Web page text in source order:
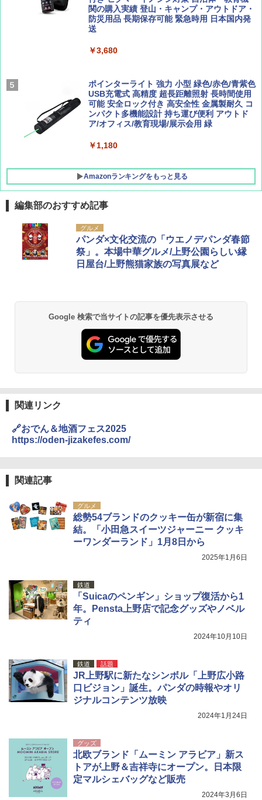
AIRLINE（エアライン）2026年9月号【特
集】ボーイング110周年を祝して！
￥1,760
新しい日本地理 地図・統計・移動から読み
解く (講談社現代新書)
￥1,540
ーティング フルクローズ メッシュ 3-4人用
簡単設置 ポップアップテント エクルベージ
ュ(BC仕様) PATC-150B(EB)
￥9,990
[キャンパーズコレクション 山善] 傘みたいに
広げるだけ パッとサッとテント キューブ ブ
ラックコーティング フルクローズ メッシュ 3
人用 簡単設置 ポップアップテント PATC-15
0B エクルベージュ
￥10,990
関の購入実績 登山・キャンプ・アウトドア・
防災用品 長期保存可能 緊急時用 日本国内発
送
￥3,680
ポインターライト 強力 小型 緑色/赤色/青紫色
USB充電式 高精度 超長距離照射 長時間使用
可能 安全ロック付き 高安全性 金属製耐久 コ
ンパクト多機能設計 持ち運び便利 アウトド
ア/オフィス/教育現場/展示会用 緑
￥1,180
Amazonランキングをもっと見る
編集部のおすすめ記事
グルメ
パンダ×文化交流の「ウエノデパンダ春節
祭」。本場中華グルメ/上野公園らしい縁
日屋台/上野熊猫家族の写真展など
Google 検索で当サイトの記事を優先表示させる
関連リンク
🔗おでん＆地酒フェス2025
https://oden-jizakefes.com/
関連記事
グルメ
総勢54ブランドのクッキー缶が新宿に集
結。「小田急スイーツジャーニー クッキ
ーワンダーランド」1月8日から
2025年1月6日
鉄道
「Suicaのペンギン」ショップ復活から1
年。Pensta上野店で記念グッズやノベル
ティ
2024年10月10日
鉄道 話題
JR上野駅に新たなシンボル「上野広小路
口ビジョン」誕生。パンダの時報やオリ
ジナルコンテンツ放映
2024年1月24日
グッズ
北欧ブランド「ムーミン アラビア」新ス
トアが上野＆吉祥寺にオープン。日本限
定マルシェバッグなど販売
2024年3月6日